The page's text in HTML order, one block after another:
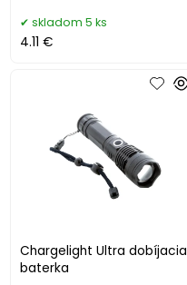
skladom 5 ks
4.11 €
Chargelight Ultra dobíjacia
baterka